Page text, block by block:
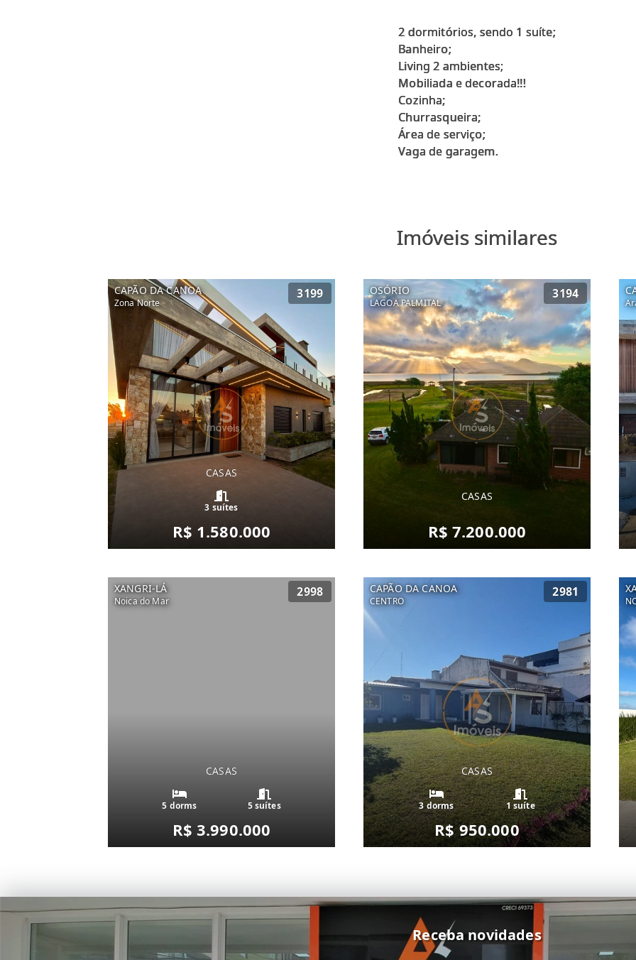
2 dormitórios, sendo 1 suíte;
Banheiro;
Living 2 ambientes;
Mobiliada e decorada!!!
Cozinha;
Churrasqueira;
Área de serviço;
Vaga de garagem.
Imóveis similares
CAPÃO DA CANOA
Zona Norte
3199
CASAS
3 suítes
R$ 1.580.000
OSÓRIO
LAGOA PALMITAL
3194
CASAS
R$ 7.200.000
XANGRI-LÁ
Noica do Mar
2998
CASAS
5 dorms 5 suítes
R$ 3.990.000
CAPÃO DA CANOA
CENTRO
2981
CASAS
3 dorms 1 suíte
R$ 950.000
Receba novidades